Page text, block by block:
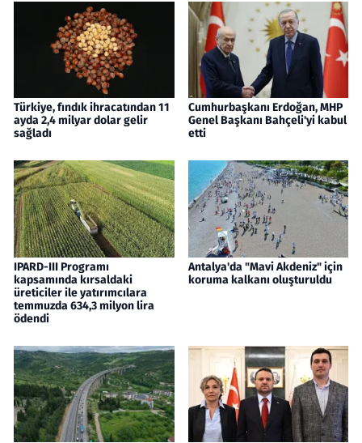
Türkiye, fındık ihracatından 11
ayda 2,4 milyar dolar gelir
sağladı
Cumhurbaşkanı Erdoğan, MHP
Genel Başkanı Bahçeli'yi kabul
etti
IPARD-III Programı
kapsamında kırsaldaki
üreticiler ile yatırımcılara
temmuzda 634,3 milyon lira
ödendi
Antalya'da "Mavi Akdeniz" için
koruma kalkanı oluşturuldu